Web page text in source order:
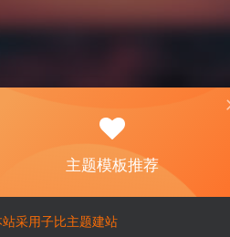
主题模板推荐
采用子比主题建站